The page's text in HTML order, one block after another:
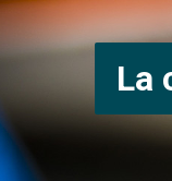
La